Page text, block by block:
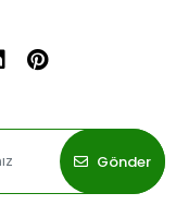
Gönder